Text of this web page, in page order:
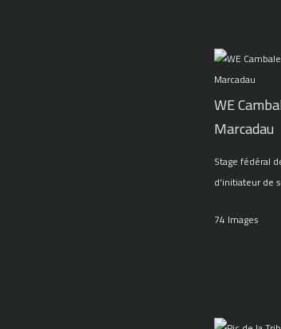
WE
Marcadau
Stage fédéral
d'initiateur de
74 Images